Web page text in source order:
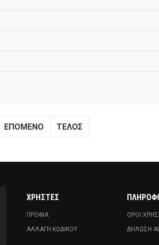
ΕΠΌΜΕΝΟ ΤΈΛΟΣ
ΧΡΗΣΤΕΣ
ΠΡΟΦΙΛ
ΑΛΛΑΓΗ ΚΩΔΙΚΟΥ
ΟΡΟΙ
ΔΗΛΩΣΗ